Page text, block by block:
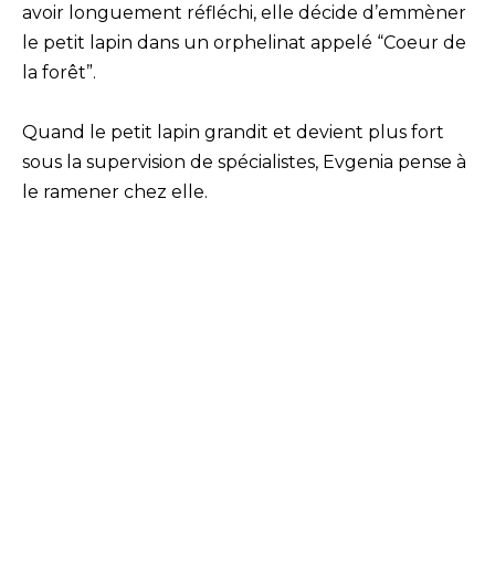
avoir longuement réfléchi, elle décide d’emmèner
le petit lapin dans un orphelinat appelé “Coeur de
la forêt”.
Quand le petit lapin grandit et devient plus fort
sous la supervision de spécialistes, Evgenia pense à
le ramener chez elle.